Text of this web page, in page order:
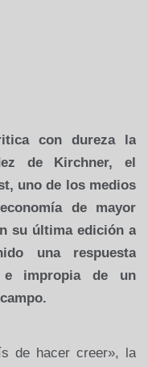
con dureza la
de Kirchner, el
uno de los medios
de mayor
su última edición a
una respuesta
e impropia de un
de hacer creer», la